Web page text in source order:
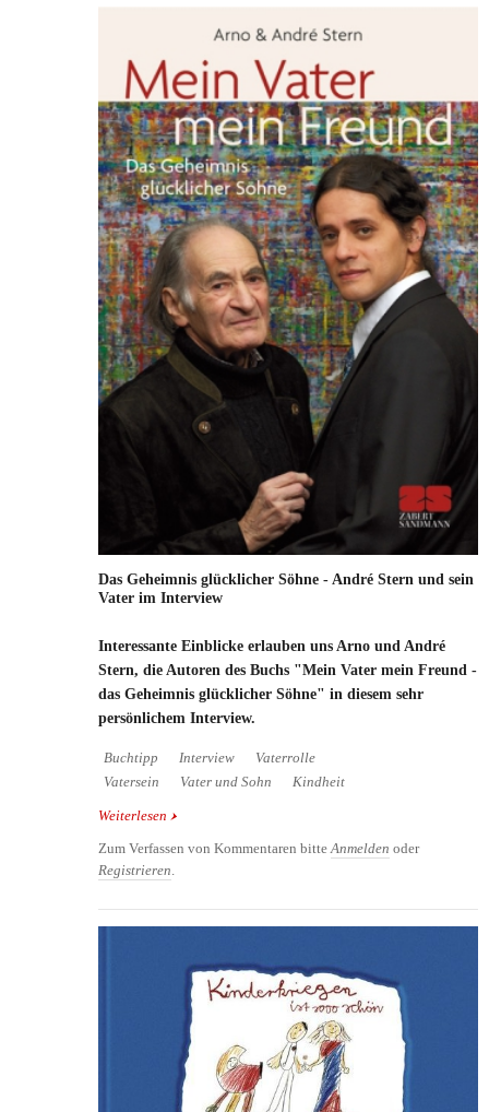
Das Geheimnis glücklicher Söhne - André Stern und sein
Vater im Interview
Interessante Einblicke erlauben uns Arno und André
Stern, die Autoren des Buchs "Mein Vater mein Freund -
das Geheimnis glücklicher Söhne" in diesem sehr
persönlichem Interview.
Buchtipp Interview
Vaterrolle
Vatersein
Vater und Sohn Kindheit
Weiterlesen über Das Geheimnis glücklicher Söhne - André
Zum Verfassen von Kommentaren bitteAnmelden oder
Registrieren.